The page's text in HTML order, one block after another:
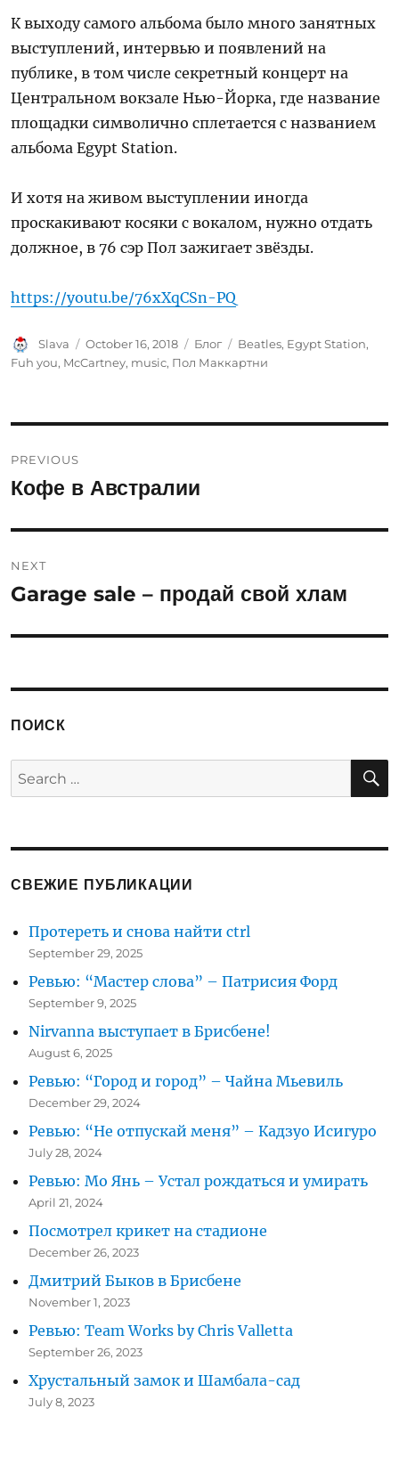
К выходу самого альбома было много занятных
выступлений, интервью и появлений на
публике, в том числе секретный концерт на
Центральном вокзале Нью-Йорка, где название
площадки символично сплетается с названием
альбома Egypt Station.
И хотя на живом выступлении иногда
проскакивают косяки с вокалом, нужно отдать
должное, в 76 сэр Пол зажигает звёзды.
https://youtu.be/76xXqCSn-PQ
Author
Slava
Posted
on
October 16, 2018 Categories
Блог Tags
Beatles, Egypt Station,
Fuh you, McCartney, music, Пол Маккартни
navigation
PREVIOUS
Previous
Кофе в Австралии
NEXT
Next
Garage sale – продай свой хлам
ПОИСК
Search
for:
СВЕЖИЕ ПУБЛИКАЦИИ
Протереть и снова найти ctrl
September 29, 2025
Ревью: “Мастер слова” – Патрисия Форд
September 9, 2025
Nirvanna выступает в Брисбене!
August 6, 2025
Ревью: “Город и город” – Чайна Мьевиль
December 29, 2024
Ревью: “Не отпускай меня” – Кадзуо Исигуро
July 28, 2024
Ревью: Мо Янь – Устал рождаться и умирать
April 21, 2024
Посмотрел крикет на стадионе
December 26, 2023
Дмитрий Быков в Брисбене
November 1, 2023
Ревью: Team Works by Chris Valletta
September 26, 2023
Хрустальный замок и Шамбала-сад
July 8, 2023